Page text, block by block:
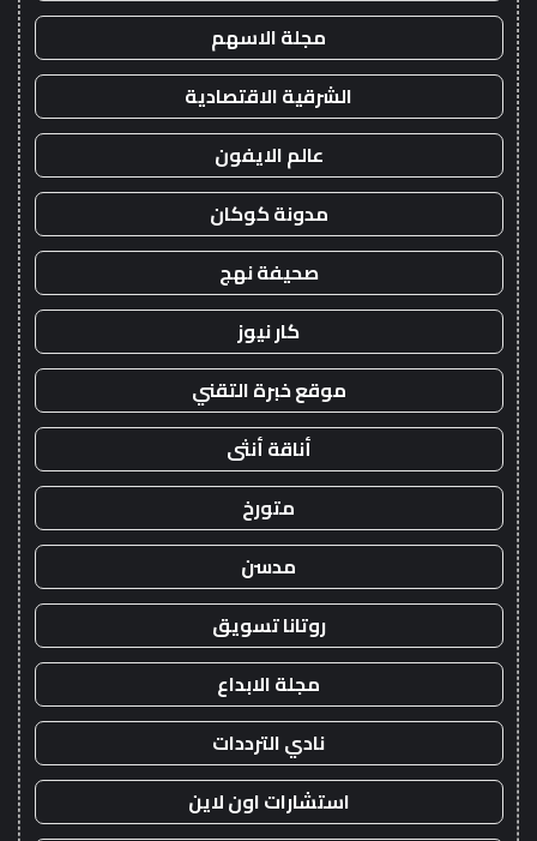
مجلة الاسهم
الشرقية الاقتصادية
عالم الايفون
مدونة كوكان
صحيفة نهج
كار نيوز
موقع خبرة التقني
أناقة أنثى
متورخ
مدسن
روتانا تسويق
مجلة الابداع
نادي الترددات
استشارات اون لاين